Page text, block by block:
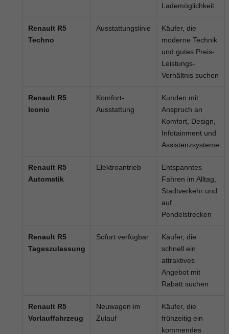
Lademöglichkeit
Renault R5
Techno
Ausstattungslinie
Käufer, die
moderne Technik
und gutes Preis-
Leistungs-
Verhältnis suchen
Renault R5
Iconic
Komfort-
Ausstattung
Kunden mit
Anspruch an
Komfort, Design,
Infotainment und
Assistenzsysteme
Renault R5
Automatik
Elektroantrieb
Entspanntes
Fahren im Alltag,
Stadtverkehr und
auf
Pendelstrecken
Renault R5
Tageszulassung
Sofort verfügbar
Käufer, die
schnell ein
attraktives
Angebot mit
Rabatt suchen
Renault R5
Vorlauffahrzeug
Neuwagen im
Zulauf
Käufer, die
frühzeitig ein
kommendes